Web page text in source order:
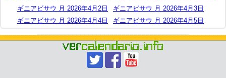
ギニアビサウ 月 2026年4月2日
ギニアビサウ 月 2026年4月3日
ギニアビサウ 月 2026年4月4日
ギニアビサウ 月 2026年4月5日